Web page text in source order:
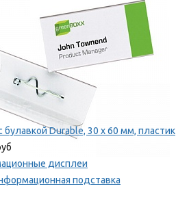
Durable, 30 х 60 мм, пластик
дисплеи
подставка